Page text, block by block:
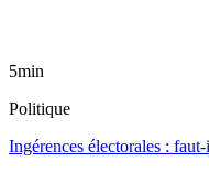
5min
Politique
Ingérences électorales :